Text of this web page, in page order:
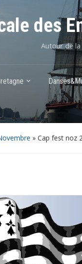
des
Autour de
» Cap fest noz